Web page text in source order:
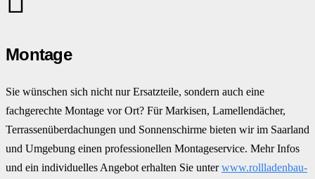
Montage
Sie wünschen sich nicht nur Ersatzteile, sondern auch eine
fachgerechte Montage vor Ort? Für Markisen, Lamellendächer,
Terrassenüberdachungen und Sonnenschirme bieten wir im Saarland
und Umgebung einen professionellen Montageservice. Mehr Infos
und ein individuelles Angebot erhalten Sie unterwww.rollladenbau-